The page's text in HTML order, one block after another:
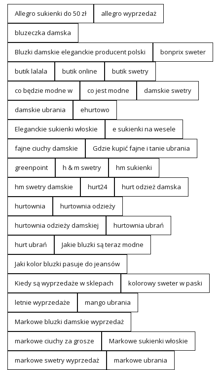
Allegro sukienki do 50 zł allegro wyprzedaż
bluzeczka damska
Bluzki damskie eleganckie producent polski bonprix sweter
butik lalala butik online butik swetry
co będzie modne w co jest modne damskie swetry
damskie ubrania ehurtowo
Eleganckie sukienki włoskie e sukienki na wesele
fajne ciuchy damskie Gdzie kupić fajne i tanie ubrania
greenpoint h & m swetry hm sukienki
hm swetry damskie hurt24 hurt odzież damska
hurtownia hurtownia odzieży
hurtownia odzieży damskiej hurtownia ubrań
hurt ubrań Jakie bluzki są teraz modne
Jaki kolor bluzki pasuje do jeansów
Kiedy są wyprzedaże w sklepach kolorowy sweter w paski
letnie wyprzedaże mango ubrania
Markowe bluzki damskie wyprzedaż
markowe ciuchy za grosze Markowe sukienki włoskie
markowe swetry wyprzedaż markowe ubrania